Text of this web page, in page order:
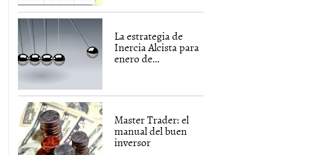
La estrategia de
Inercia Alcista para
enero de...
Master Trader: el
manual del buen
inversor